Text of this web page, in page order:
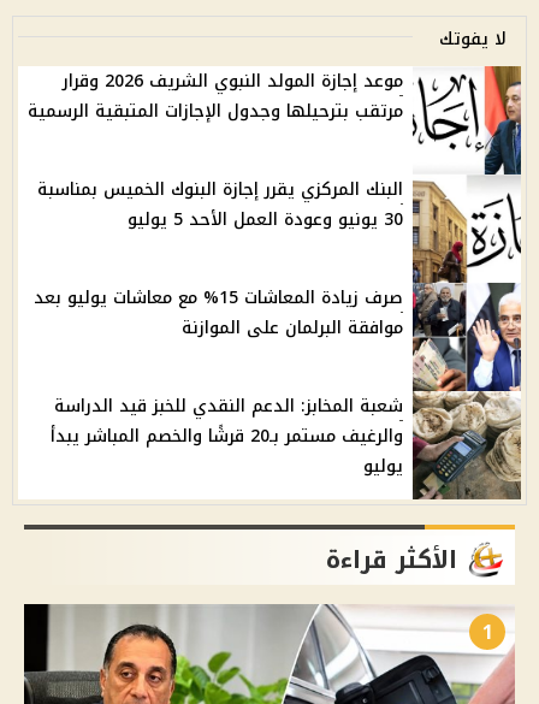
لا يفوتك
موعد إجازة المولد النبوي الشريف 2026 وقرار
مرتقب بترحيلها وجدول الإجازات المتبقية الرسمية
البنك المركزي يقرر إجازة البنوك الخميس بمناسبة
30 يونيو وعودة العمل الأحد 5 يوليو
صرف زيادة المعاشات 15% مع معاشات يوليو بعد
موافقة البرلمان على الموازنة
شعبة المخابز: الدعم النقدي للخبز قيد الدراسة
والرغيف مستمر بـ20 قرشًا والخصم المباشر يبدأ
يوليو
الأكثر قراءة
1